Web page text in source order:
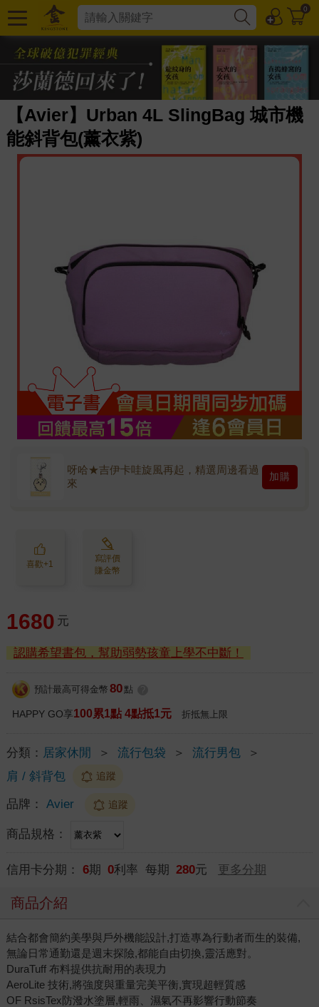
0
【Avier】Urban 4L SlingBag 城市機
能斜背包(薰衣紫)
呀哈★吉伊卡哇旋風再起，精選周邊看過
來
加購
喜歡+1
寫評價
賺金幣
1680 元
認購希望書包，幫助弱勢孩童上學不中斷！
預計最高可得金幣 80 點
HAPPY GO享100累1點 4點抵1元 折抵無上限
分類： 居家休閒 ＞ 流行包袋 ＞ 流行男包
＞
肩 / 斜背包
追蹤
品牌： Avier 追蹤
商品規格：
信用卡分期： 6期 0利率 每期 280元 更多分期
商品介紹
結合都會簡約美學與戶外機能設計,打造專為行動者而生的裝備,
無論日常通勤還是週末探險,都能自由切換,靈活應對。
DuraTuff 布料提供抗耐用的表現力
AeroLite 技術,將強度與重量完美平衡,實現超輕質感
OF RsisTex防潑水塗層,輕雨、濕氣不再影響行動節奏